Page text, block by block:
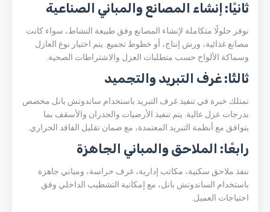
ثانيًا: إنشاء المصانع والمباني الصناعية
نوفر حلولًا متكاملة لإنشاء المصانع وفق طبيعة النشاط، سواء كانت
مصانع غذائية، ورش إنتاج، أو خطوط تجميع. يتم اختيار نوع العازل
وسماكة الألواح حسب متطلبات العزل والاشتراطات الصحية.
ثالثًا: غرف التبريد والتجميد
نمتلك خبرة في تنفيذ غرف التبريد باستخدام ساندوتش بانل مخصص
بدرجات عزل عالية. يتم تنفيذ الأرضيات والجدران والأسقف بما
يتوافق مع أنظمة التبريد المعتمدة، مع ضمان تقليل الفاقد الحراري.
رابعًا: الملاحق والمباني الجاهزة
ننفذ ملاحق سكنية، مكاتب إدارية، غرف حراسة، ومباني جاهزة
باستخدام الساندوتش بانل، مع إمكانية التشطيب الداخلي وفق
احتياجات العميل.